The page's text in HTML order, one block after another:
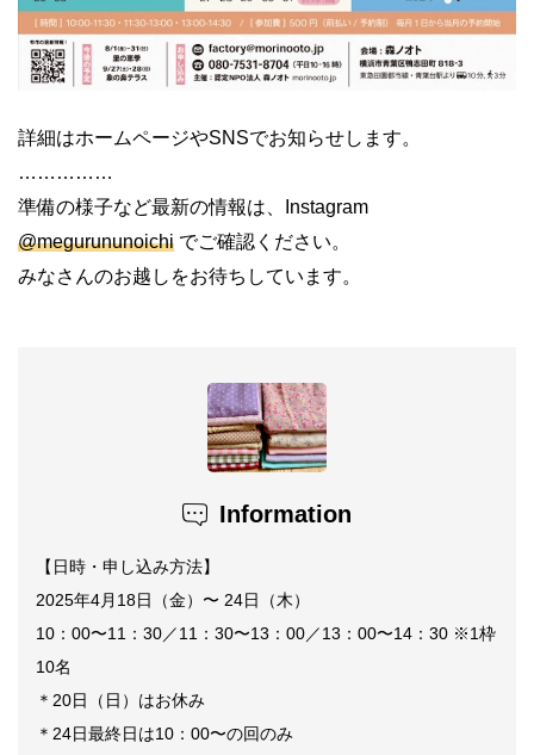
詳細はホームページやSNSでお知らせします。
……………
準備の様子など最新の情報は、Instagram
@megurununoichi でご確認ください。
みなさんのお越しをお待ちしています。
Information
【日時・申し込み方法】
2025年4月18日（金）〜 24日（木）
10：00〜11：30／11：30〜13：00／13：00〜14：30 ※1枠
10名
＊20日（日）はお休み
＊24日最終日は10：00〜の回のみ